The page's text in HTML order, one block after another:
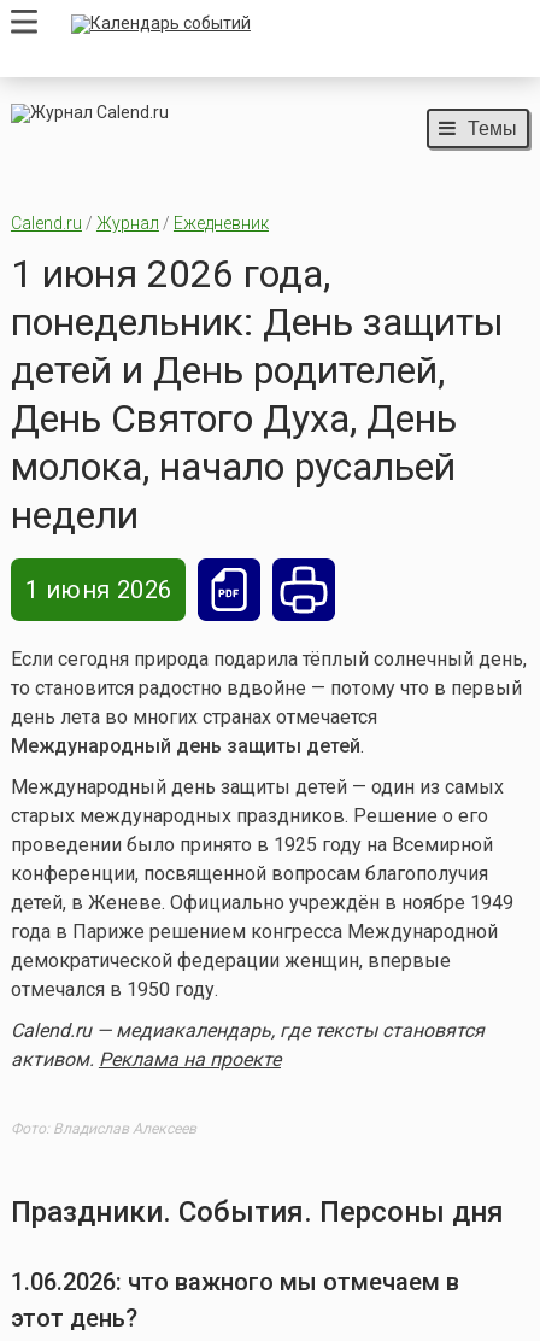
Темы
Calend.ru / Журнал / Ежедневник
1 июня 2026 года,
понедельник: День защиты
детей и День родителей,
День Святого Духа, День
молока, начало русальей
недели
1 июня 2026
Если сегодня природа подарила тёплый солнечный день,
то становится радостно вдвойне — потому что в первый
день лета во многих странах отмечается
Международный день защиты детей.
Международный день защиты детей — один из самых
старых международных праздников. Решение о его
проведении было принято в 1925 году на Всемирной
конференции, посвященной вопросам благополучия
детей, в Женеве. Официально учреждён в ноябре 1949
года в Париже решением конгресса Международной
демократической федерации женщин, впервые
отмечался в 1950 году.
Calend.ru — медиакалендарь, где тексты становятся
активом. Реклама на проекте
Фото: Владислав Алексеев
Праздники. События. Персоны дня
1.06.2026: что важного мы отмечаем в
этот день?